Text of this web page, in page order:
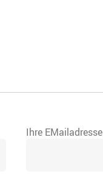
Ihre EMailadresse